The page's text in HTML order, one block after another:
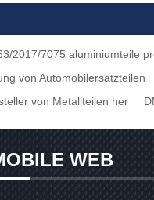
2017/7075 aluminiumteile
von Automobilersatzteilen
von Metallteilen her
WEB